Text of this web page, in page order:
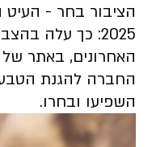
הציבור בחר -
2025: כך עלה
האחרונים, באתר
החברה להגנת
השפיעו ובחרו.